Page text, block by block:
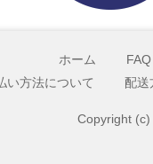
ホーム
FAQ
い方法について
配送
Copyright